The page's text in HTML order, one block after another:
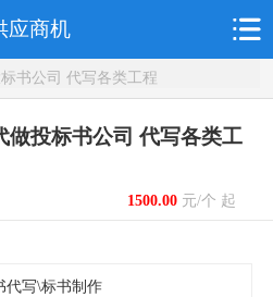
应商机
书公司 代写各类工程
做投标书公司 代写各类工
1500.00元/个 起
代写\标书制作